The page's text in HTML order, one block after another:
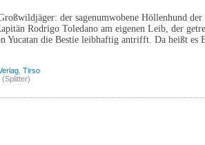
der sagenumwobene Höllenhund der
Rodrigo Toledano am eigenen Leib, der
Yucatan die Bestie leibhaftig antrifft. Da heißt es
Tirso
(Splitter)